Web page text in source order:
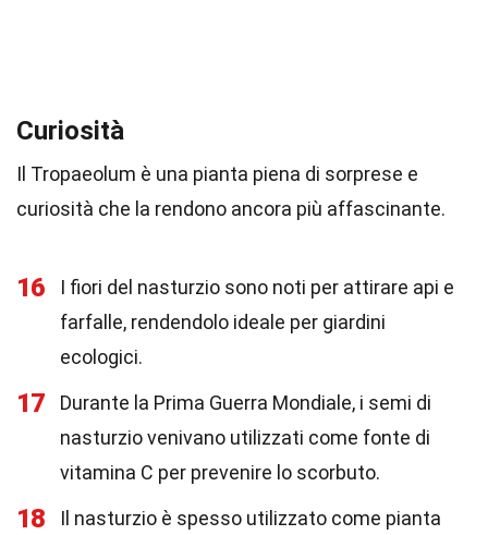
Curiosità
Il Tropaeolum è una pianta piena di sorprese e
curiosità che la rendono ancora più affascinante.
16
I fiori del nasturzio sono noti per attirare api e
farfalle, rendendolo ideale per giardini
ecologici.
17
Durante la Prima Guerra Mondiale, i semi di
nasturzio venivano utilizzati come fonte di
vitamina C per prevenire lo scorbuto.
18
Il nasturzio è spesso utilizzato come pianta